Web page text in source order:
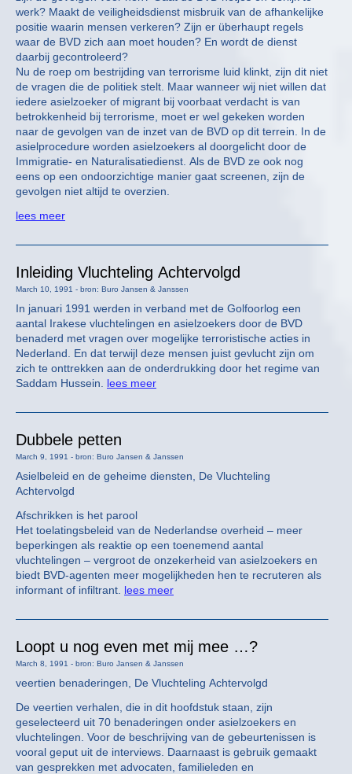
werk? Maakt de veiligheidsdienst misbruik van de afhankelijke
positie waarin mensen verkeren? Zijn er überhaupt regels
waar de BVD zich aan moet houden? En wordt de dienst
daarbij gecontroleerd?
Nu de roep om bestrijding van terrorisme luid klinkt, zijn dit niet
de vragen die de politiek stelt. Maar wanneer wij niet willen dat
iedere asielzoeker of migrant bij voorbaat verdacht is van
betrokkenheid bij terrorisme, moet er wel gekeken worden
naar de gevolgen van de inzet van de BVD op dit terrein. In de
asielprocedure worden asielzoekers al doorgelicht door de
Immigratie- en Naturalisatiedienst. Als de BVD ze ook nog
eens op een ondoorzichtige manier gaat screenen, zijn de
gevolgen niet altijd te overzien.
lees meer
Inleiding Vluchteling Achtervolgd
March 10, 1991 - bron: Buro Jansen & Janssen
In januari 1991 werden in verband met de Golfoorlog een
aantal Irakese vluchtelingen en asielzoekers door de BVD
benaderd met vragen over mogelijke terroristische acties in
Nederland. En dat terwijl deze mensen juist gevlucht zijn om
zich te onttrekken aan de onderdrukking door het regime van
Saddam Hussein. lees meer
Dubbele petten
March 9, 1991 - bron: Buro Jansen & Janssen
Asielbeleid en de geheime diensten, De Vluchteling
Achtervolgd
Afschrikken is het parool
Het toelatingsbeleid van de Nederlandse overheid – meer
beperkingen als reaktie op een toenemend aantal
vluchtelingen – vergroot de onzekerheid van asielzoekers en
biedt BVD-agenten meer mogelijkheden hen te recruteren als
informant of infiltrant. lees meer
Loopt u nog even met mij mee …?
March 8, 1991 - bron: Buro Jansen & Janssen
veertien benaderingen, De Vluchteling Achtervolgd
De veertien verhalen, die in dit hoofdstuk staan, zijn
geselecteerd uit 70 benaderingen onder asielzoekers en
vluchtelingen. Voor de beschrijving van de gebeurtenissen is
vooral geput uit de interviews. Daarnaast is gebruik gemaakt
van gesprekken met advocaten, familieleden en